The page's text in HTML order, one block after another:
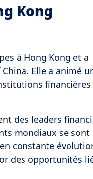
Kong
à Hong Kong et a
Elle a animé
financières
des leaders
mondiaux se sont
constante
des opportunités